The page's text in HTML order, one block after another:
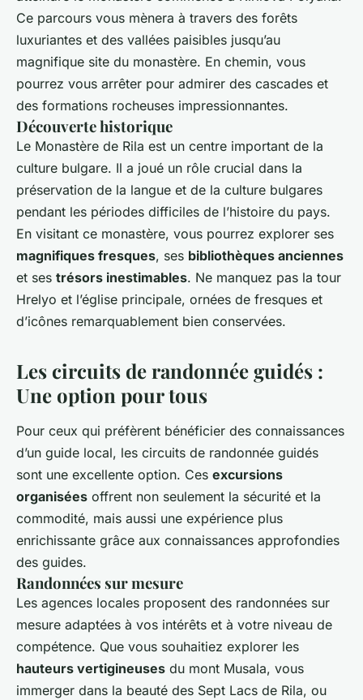
Ce parcours vous mènera à travers des forêts
luxuriantes et des vallées paisibles jusqu’au
magnifique site du monastère. En chemin, vous
pourrez vous arrêter pour admirer des cascades et
des formations rocheuses impressionnantes.
Découverte historique
Le Monastère de Rila est un centre important de la
culture bulgare. Il a joué un rôle crucial dans la
préservation de la langue et de la culture bulgares
pendant les périodes difficiles de l’histoire du pays.
En visitant ce monastère, vous pourrez explorer ses
magnifiques fresques, ses bibliothèques anciennes
et ses trésors inestimables. Ne manquez pas la tour
Hrelyo et l’église principale, ornées de fresques et
d’icônes remarquablement bien conservées.
Les circuits de randonnée guidés :
Une option pour tous
Pour ceux qui préfèrent bénéficier des connaissances
d’un guide local, les circuits de randonnée guidés
sont une excellente option. Ces excursions
organisées offrent non seulement la sécurité et la
commodité, mais aussi une expérience plus
enrichissante grâce aux connaissances approfondies
des guides.
Randonnées sur mesure
Les agences locales proposent des randonnées sur
mesure adaptées à vos intérêts et à votre niveau de
compétence. Que vous souhaitiez explorer les
hauteurs vertigineuses du mont Musala, vous
immerger dans la beauté des Sept Lacs de Rila, ou